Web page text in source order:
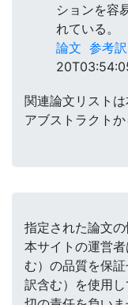
ションを容
れている。
論文 参考
関連論文リスト
アブストラクトか
指定された論文の
本サイトの運営
む）の品質を保
訳含む）を使用